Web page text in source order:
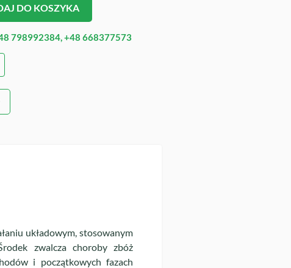
DO KOSZYKA
798992384, +48 668377573
układowym, stosowanym
zwalcza choroby zbóż
i początkowych fazach